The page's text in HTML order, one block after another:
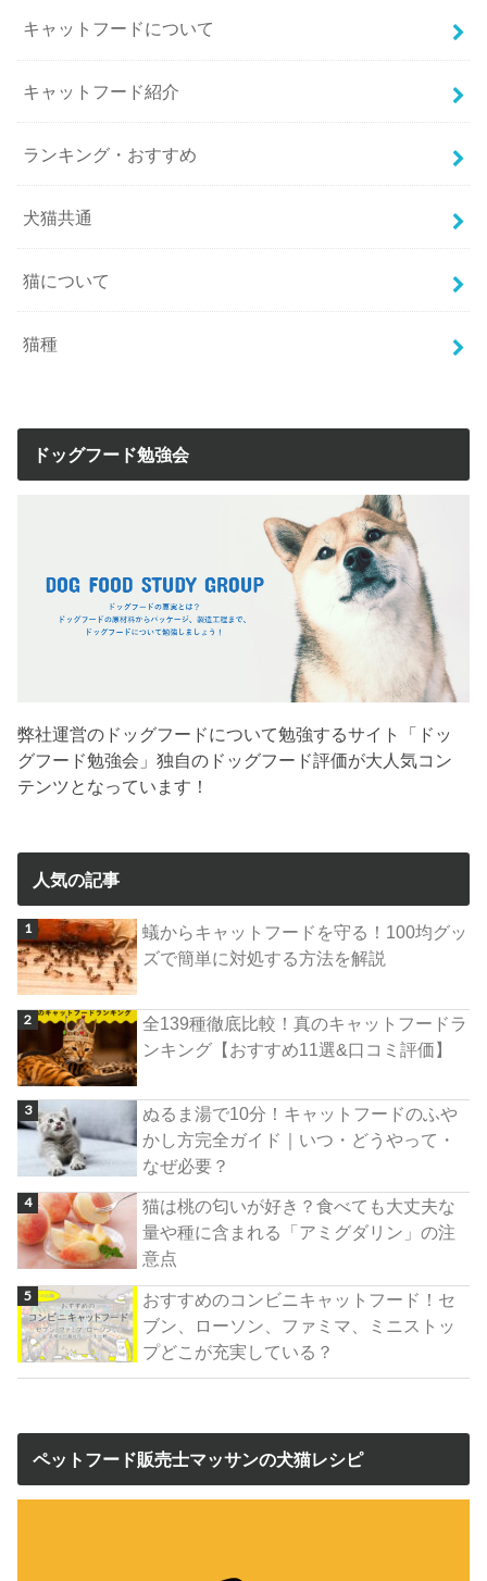
キャットフードについて
キャットフード紹介
ランキング・おすすめ
犬猫共通
猫について
猫種
ドッグフード勉強会
弊社運営のドッグフードについて勉強するサイト「ドッ
グフード勉強会」独自のドッグフード評価が大人気コン
テンツとなっています！
人気の記事
蟻からキャットフードを守る！100均グッ
ズで簡単に対処する方法を解説
全139種徹底比較！真のキャットフードラ
ンキング【おすすめ11選&口コミ評価】
ぬるま湯で10分！キャットフードのふや
かし方完全ガイド｜いつ・どうやって・
なぜ必要？
猫は桃の匂いが好き？食べても大丈夫な
量や種に含まれる「アミグダリン」の注
意点
おすすめのコンビニキャットフード！セ
ブン、ローソン、ファミマ、ミニストッ
プどこが充実している？
ペットフード販売士マッサンの犬猫レシピ